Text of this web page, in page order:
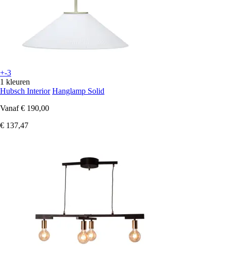
+-3
1 kleuren
Hubsch Interior Hanglamp Solid
Vanaf € 190,00
€ 137,47